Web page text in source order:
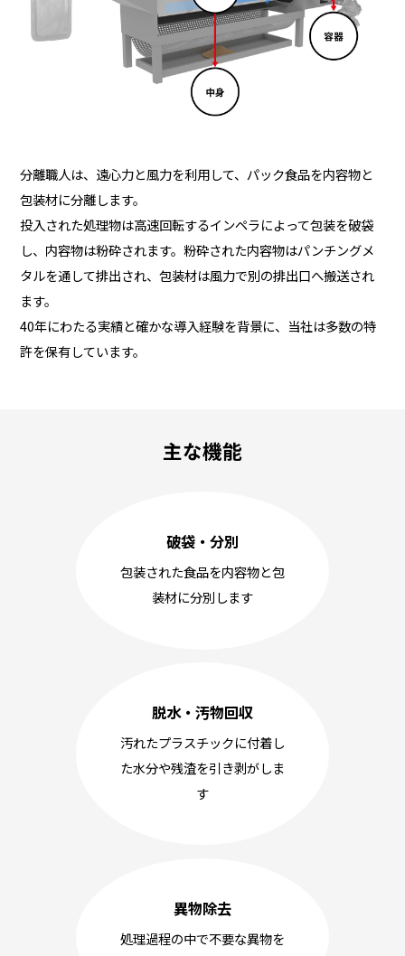
分離職人は、遠心力と風力を利用して、パック食品を内容物と
包装材に分離します。
投入された処理物は高速回転するインペラによって包装を破袋
し、内容物は粉砕されます。粉砕された内容物はパンチングメ
タルを通して排出され、包装材は風力で別の排出口へ搬送され
ます。
40年にわたる実績と確かな導入経験を背景に、当社は多数の特
許を保有しています。
主な機能
破袋・分別
包装された食品を内容物と包
装材に分別します
脱水・汚物回収
汚れたプラスチックに付着し
た水分や残渣を引き剥がしま
す
異物除去
処理過程の中で不要な異物を